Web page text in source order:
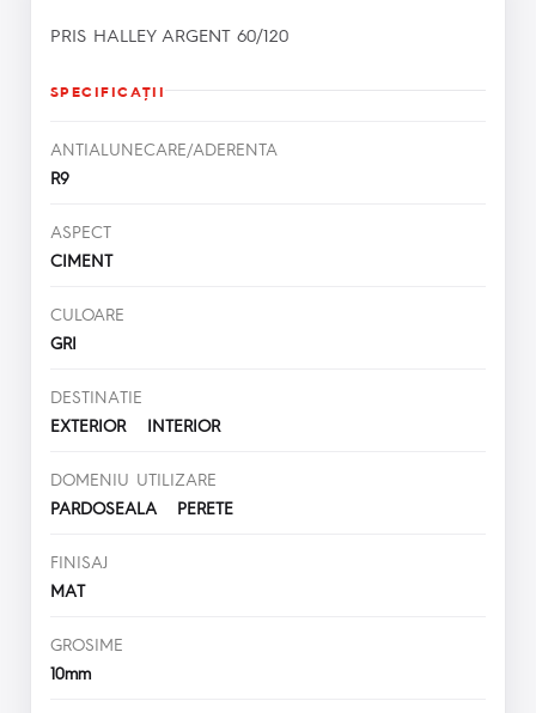
PRIS HALLEY ARGENT 60/120
SPECIFICAŢII
ANTIALUNECARE/ADERENTA
R9
ASPECT
CIMENT
CULOARE
GRI
DESTINATIE
EXTERIOR INTERIOR
DOMENIU UTILIZARE
PARDOSEALA PERETE
FINISAJ
MAT
GROSIME
10mm